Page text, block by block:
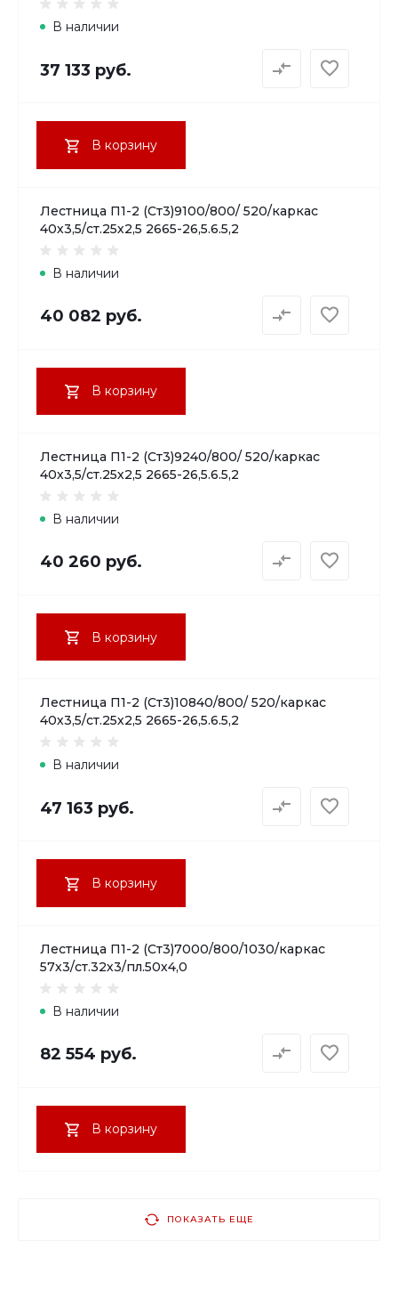
В наличии
37 133 руб.
В корзину
Лестница П1-2 (Ст3)9100/800/ 520/каркас
40х3,5/ст.25х2,5 2665-26,5.6.5,2
В наличии
40 082 руб.
В корзину
Лестница П1-2 (Ст3)9240/800/ 520/каркас
40х3,5/ст.25х2,5 2665-26,5.6.5,2
В наличии
40 260 руб.
В корзину
Лестница П1-2 (Ст3)10840/800/ 520/каркас
40х3,5/ст.25х2,5 2665-26,5.6.5,2
В наличии
47 163 руб.
В корзину
Лестница П1-2 (Ст3)7000/800/1030/каркас
57х3/ст.32х3/пл.50х4,0
В наличии
82 554 руб.
В корзину
ПОКАЗАТЬ ЕЩЕ